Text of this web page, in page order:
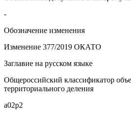
-
Обозначение изменения
Изменение 377/2019 ОКАТО
Заглавие на русском языке
Общероссийский классификатор
территориального деления
a02p2